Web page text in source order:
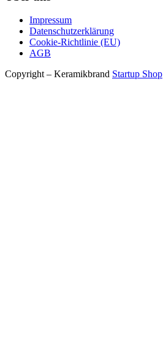
Impressum
Datenschutzerklärung
Cookie-Richtlinie (EU)
AGB
Copyright – Keramikbrand Startup Shop